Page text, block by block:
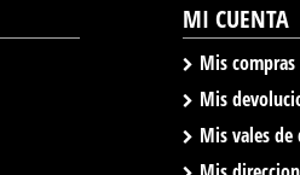
MI CUENTA
Mis compras
Mis
Mis vales de